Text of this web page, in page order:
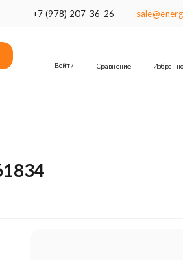
+7 (978) 207-36-26
Войти Сравнение